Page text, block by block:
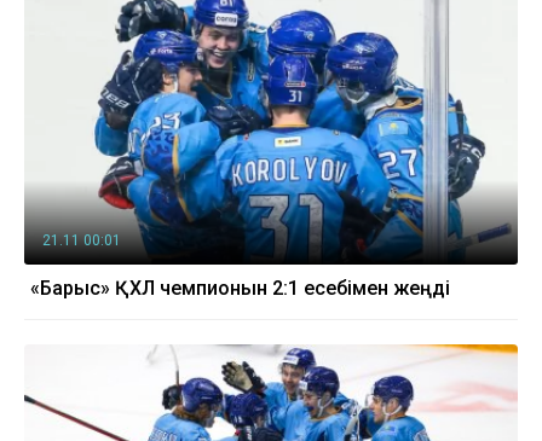
21.11 00:01
«Барыс» ҚХЛ чемпионын 2:1 есебімен жеңді